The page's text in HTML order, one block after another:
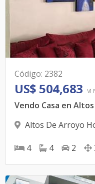
Código: 2382
US$ 504,683
Vendo Casa en
Altos De Arroyo
4 4 2